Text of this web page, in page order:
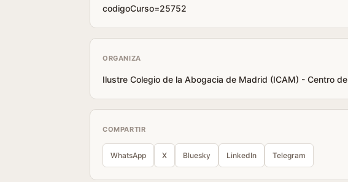
codigoCurso=25752
ORGANIZA
Ilustre Colegio de la Abogacia de Madrid (ICAM) - Centro
COMPARTIR
WhatsApp X Bluesky LinkedIn Telegram